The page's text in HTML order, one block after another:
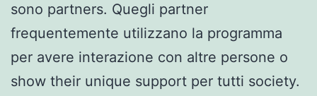
sono partners. Quegli partner
frequentemente utilizzano la programma
per avere interazione con altre persone o
show their unique support per tutti society.